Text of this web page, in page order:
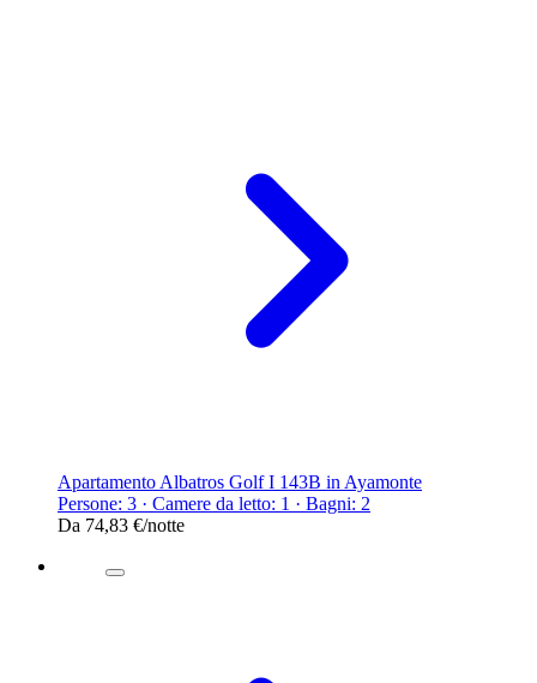
Apartamento Albatros Golf I 143B in Ayamonte
Persone: 3 · Camere da letto: 1 · Bagni: 2
Da 74,83 €/notte